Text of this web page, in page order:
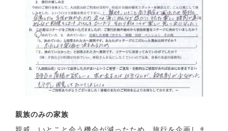
親族のみの家族
親戚、いとこと会う機会が減ったため、旅行を企画しま